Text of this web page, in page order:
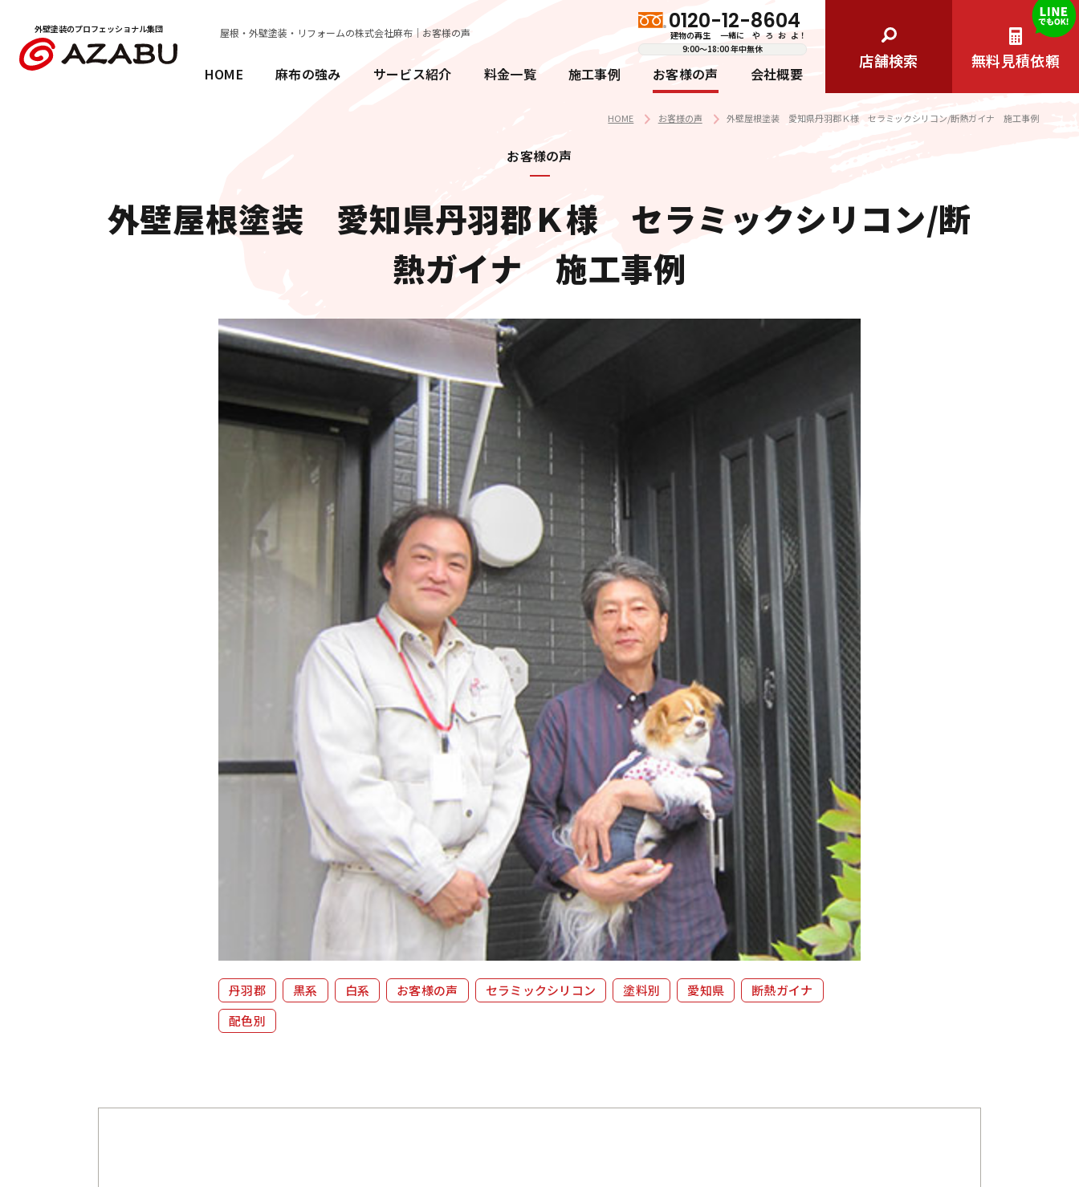
屋根・外壁塗装・リフォームの株式会社麻布｜お客様の声
外壁塗装のプロフェッショナル集団
HOME 麻布の強み サービス紹介 料金一覧 施工事例 お客様の声 会社概要
0120-12-8604
建物の再生　 一緒に     や   ろ   お   よ！
9:00〜18:00 年中無休
店舗検索 無料見積依頼
HOME お客様の声 外壁屋根塗装 愛知県丹羽郡Ｋ様 セラミックシリコン/断熱ガイナ 施工事例
お客様の声
外壁屋根塗装 愛知県丹羽郡Ｋ様 セラミックシリコン/断
熱ガイナ 施工事例
丹羽郡 黒系 白系 お客様の声 セラミックシリコン 塗料別 愛知県
断熱ガイナ
配色別